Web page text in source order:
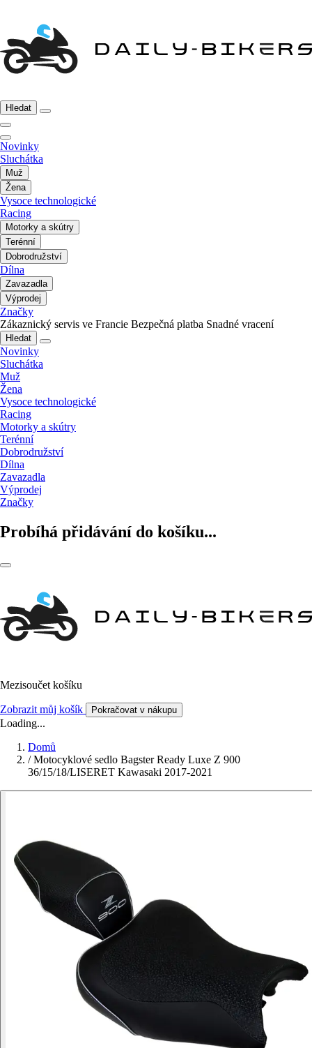
Hledat
Novinky
Sluchátka
Muž
Žena
Vysoce technologické
Racing
Motorky a skútry
Terénní
Dobrodružství
Dílna
Zavazadla
Výprodej
Značky
Zákaznický servis ve Francie Bezpečná platba Snadné vracení
Hledat
Novinky
Sluchátka
Muž
Žena
Vysoce technologické
Racing
Motorky a skútry
Terénní
Dobrodružství
Dílna
Zavazadla
Výprodej
Značky
Probíhá přidávání do košíku...
Mezisoučet košíku
Zobrazit můj košík Pokračovat v nákupu
Loading...
Domů
/ Motocyklové sedlo Bagster Ready Luxe Z 900
36/15/18/LISERET Kawasaki 2017-2021